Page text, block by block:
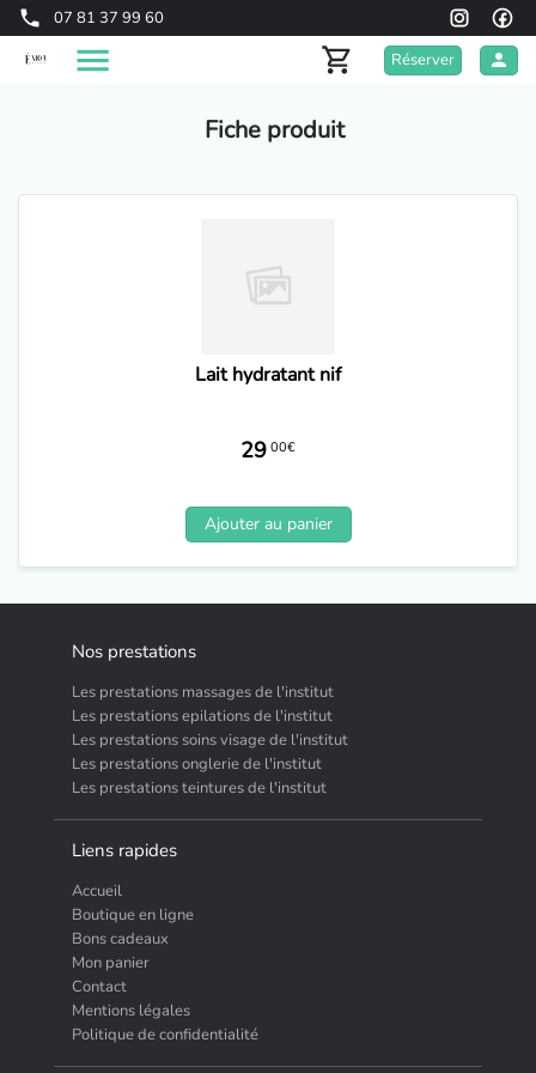
07 81 37 99 60
Réserver
Fiche produit
Lait hydratant nif
29 00€
Ajouter au panier
Nos prestations
Les prestations massages de l'institut
Les prestations epilations de l'institut
Les prestations soins visage de l'institut
Les prestations onglerie de l'institut
Les prestations teintures de l'institut
Liens rapides
Accueil
Boutique en ligne
Bons cadeaux
Mon panier
Contact
Mentions légales
Politique de confidentialité